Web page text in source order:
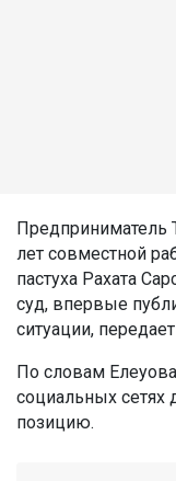
Предприниматель
лет совместной
пастуха Рахата
суд, впервые
ситуации, передает
По словам
социальных сетях
позицию.